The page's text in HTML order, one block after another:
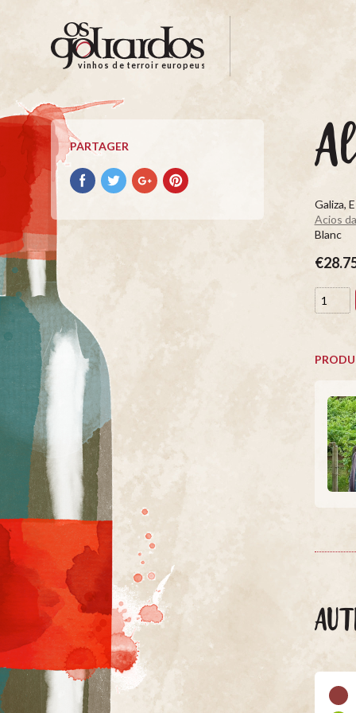
Os
Goliardos
Vinhos
de
Terroir
Europeus
vinhos de terroir europeus
PARTAGER
Partager
avec
Partager
avec
Partager
avec
Partager
avec
Galiza,
Acios
Blanc